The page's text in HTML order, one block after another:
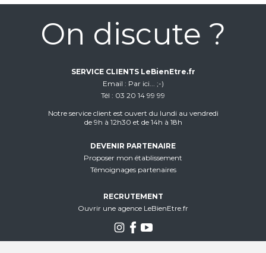
On discute ?
SERVICE CLIENTS LeBienEtre.fr
Email
Par ici... ;-)
Tél
03 20 14 99 99
Notre service client est ouvert du lundi au vendredi
de 9h à 12h30 et de 14h à 18h
DEVENIR PARTENAIRE
Proposer mon établissement
Témoignages partenaires
RECRUTEMENT
Ouvrir une agence LeBienEtre.fr